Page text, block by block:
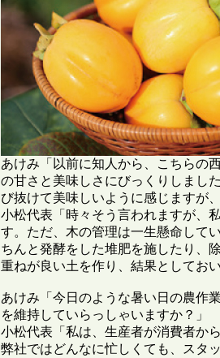
あけみ「以前に知人から、こちらの
の甘さと美味しさにびっくりしまし
び抜けて美味しいように感じますが
小松代表「時々そう言われますが、
す。ただ、木の管理は一生懸命して
ちんと発酵をした堆肥を施したり、
重ねが良い土を作り、結果としてお
あけみ「今日のような暑い日の農作
を維持していらっしゃいますか？」
小松代表「私は、生産者が消費者か
弊社ではどんなに忙しくても、スタ